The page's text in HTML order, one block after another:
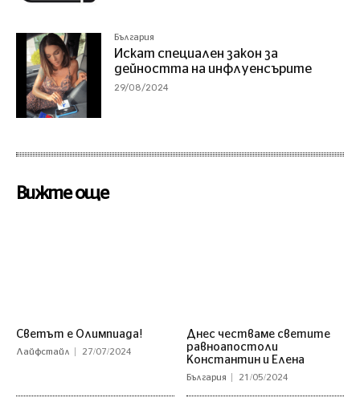
България
Искат специален закон за
дейността на инфлуенсърите
29/08/2024
Вижте още
Светът е Олимпиада!
Лайфстайл 27/07/2024
Днес честваме светите
равноапостоли
Константин и Елена
България 21/05/2024